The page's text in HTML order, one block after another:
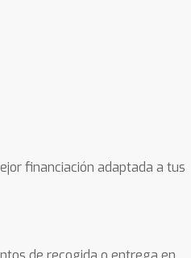
financiación adaptada a tus